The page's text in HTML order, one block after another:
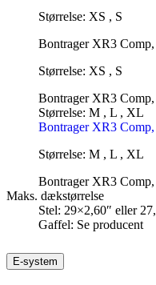
Størrelse: XS , S
Bontrager XR3
Størrelse: XS , S
Bontrager XR3
Størrelse: M , L , XL
Bontrager XR3
Størrelse: M , L , XL
Bontrager XR3
Maks. dækstørrelse
Stel: 29×2,60″ eller
Gaffel: Se producent
E-system